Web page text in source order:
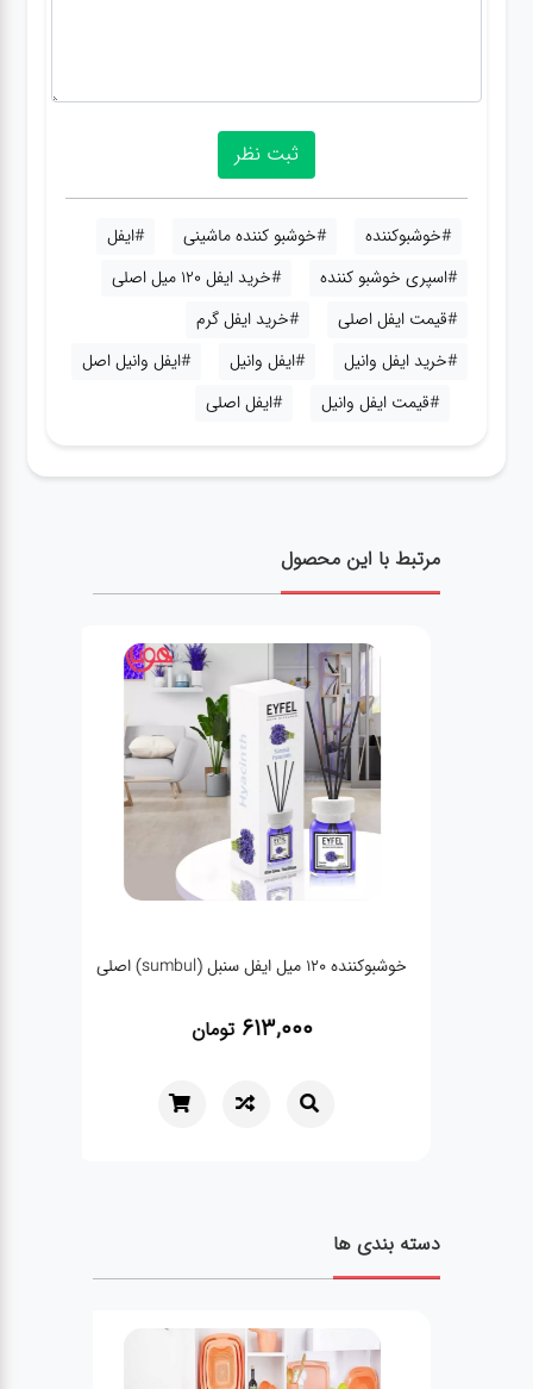
#خوشبوکننده #خوشبو کننده ماشینی
#ایفل
#اسپری خوشبو کننده
#خرید ایفل 120 میل اصلی
#قیمت ایفل اصلی
#خرید ایفل گرم
#خرید ایفل وانیل
#ایفل وانیل
#ایفل وانیل اصل
#قیمت ایفل وانیل
#ایفل اصلی
مرتبط با این محصول
خوشبوکننده 120 میل ایفل سنبل (sumbul) اصلی
613,000 تومان
دسته بندی ها